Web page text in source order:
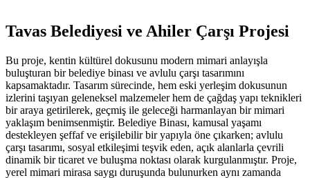
Tavas Belediyesi ve Ahiler Çarşı Projesi
Bu proje, kentin kültürel dokusunu modern mimari anlayışla
buluşturan bir belediye binası ve avlulu çarşı tasarımını
kapsamaktadır. Tasarım sürecinde, hem eski yerleşim dokusunun
izlerini taşıyan geleneksel malzemeler hem de çağdaş yapı teknikleri
bir araya getirilerek, geçmiş ile geleceği harmanlayan bir mimari
yaklaşım benimsenmiştir. Belediye Binası, kamusal yaşamı
destekleyen şeffaf ve erişilebilir bir yapıyla öne çıkarken; avlulu
çarşı tasarımı, sosyal etkileşimi teşvik eden, açık alanlarla çevrili
dinamik bir ticaret ve buluşma noktası olarak kurgulanmıştır. Proje,
yerel mimari mirasa saygı duruşunda bulunurken aynı zamanda